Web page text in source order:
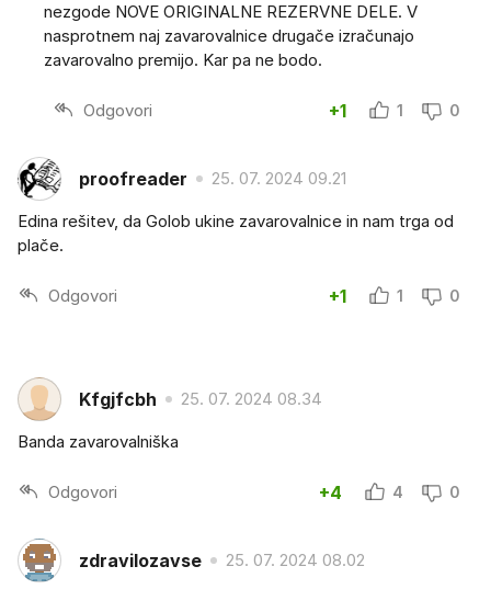
nezgode NOVE ORIGINALNE REZERVNE DELE. V
nasprotnem naj zavarovalnice drugače izračunajo
zavarovalno premijo. Kar pa ne bodo.
Odgovori +1 1 0
proofreader 25. 07. 2024 09.21
Edina rešitev, da Golob ukine zavarovalnice in nam trga od
plače.
Odgovori +1 1 0
Kfgjfcbh 25. 07. 2024 08.34
Banda zavarovalniška
Odgovori +4 4 0
zdravilozavse 25. 07. 2024 08.02